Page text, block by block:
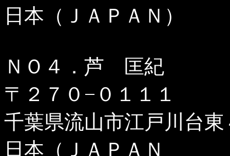
日本（ＪＡＰＡＮ）
ＮＯ４．芦 匡紀
〒２７０−０１１１
千葉県流山市江戸川台
日本（ＪＡＰＡＮ